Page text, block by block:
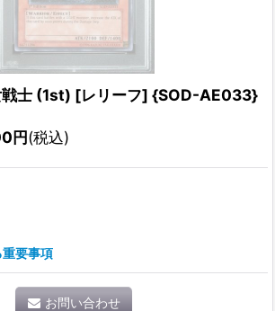
戦士 (1st) [レリーフ] {SOD-AE033}
円(税込)
要事項
お問い合わせ